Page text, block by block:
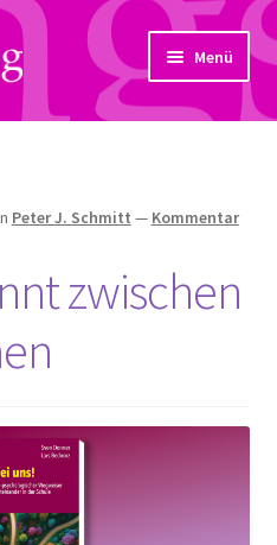
Menü
Peter J. Schmitt — Kommentar
zwischen